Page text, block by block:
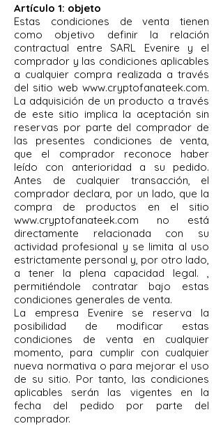
Artículo 1: objeto
Estas condiciones de venta tienen
como objetivo definir la relación
contractual entre SARL Evenire y el
comprador y las condiciones aplicables
a cualquier compra realizada a través
del sitio web www.cryptofanateek.com.
La adquisición de un producto a través
de este sitio implica la aceptación sin
reservas por parte del comprador de
las presentes condiciones de venta,
que el comprador reconoce haber
leído con anterioridad a su pedido.
Antes de cualquier transacción, el
comprador declara, por un lado, que la
compra de productos en el sitio
www.cryptofanateek.com no está
directamente relacionada con su
actividad profesional y se limita al uso
estrictamente personal y, por otro lado,
a tener la plena capacidad legal. ,
permitiéndole contratar bajo estas
condiciones generales de venta.
La empresa Evenire se reserva la
posibilidad de modificar estas
condiciones de venta en cualquier
momento, para cumplir con cualquier
nueva normativa o para mejorar el uso
de su sitio. Por tanto, las condiciones
aplicables serán las vigentes en la
fecha del pedido por parte del
comprador.